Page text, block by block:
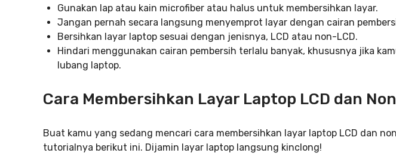
Gunakan lap atau kain microfiber atau halus untuk membersihkan layar.
Jangan pernah secara langsung menyemprot layar dengan cairan
Bersihkan layar laptop sesuai dengan jenisnya, LCD atau non-LCD.
Hindari menggunakan cairan pembersih terlalu banyak, khususnya jika
lubang laptop.
Cara Membersihkan Layar Laptop LCD dan
Buat kamu yang sedang mencari cara membersihkan layar laptop LCD dan
tutorialnya berikut ini. Dijamin layar laptop langsung kinclong!